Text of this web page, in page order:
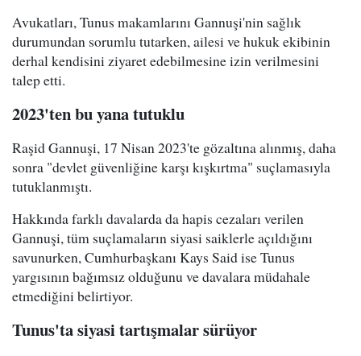
Avukatları, Tunus makamlarını Gannuşi'nin sağlık
durumundan sorumlu tutarken, ailesi ve hukuk ekibinin
derhal kendisini ziyaret edebilmesine izin verilmesini
talep etti.
2023'ten bu yana tutuklu
Raşid Gannuşi, 17 Nisan 2023'te gözaltına alınmış, daha
sonra "devlet güvenliğine karşı kışkırtma" suçlamasıyla
tutuklanmıştı.
Hakkında farklı davalarda da hapis cezaları verilen
Gannuşi, tüm suçlamaların siyasi saiklerle açıldığını
savunurken, Cumhurbaşkanı Kays Said ise Tunus
yargısının bağımsız olduğunu ve davalara müdahale
etmediğini belirtiyor.
Tunus'ta siyasi tartışmalar sürüyor